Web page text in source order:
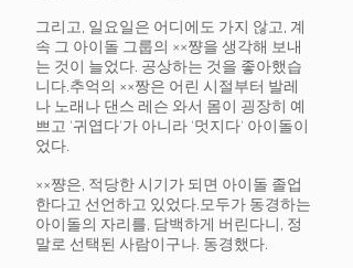
그리고, 일요일은 어디에도 가지 않고, 계
속 그 아이돌 그룹의 ××쨩을 생각해 보내
는 것이 늘었다. 공상하는 것을 좋아했습
니다.추억의 ××짱은 어린 시절부터 발레
나 노래나 댄스 레슨 와서 몸이 굉장히 예
쁘고 '귀엽다'가 아니라 '멋지다' 아이돌이
었다.
××쨩은, 적당한 시기가 되면 아이돌 졸업
한다고 선언하고 있었다.모두가 동경하는
아이돌의 자리를, 담백하게 버린다니, 정
말로 선택된 사람이구나. 동경했다.